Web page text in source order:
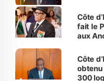
Côte
fait le
aux
Côte
300